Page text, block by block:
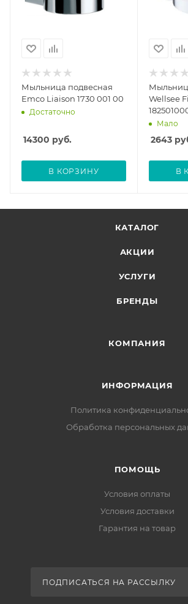
Мыльница подвесная
Emco Liaison 1730 001 00
Достаточно
14300 руб.
В КОРЗИНУ
Wellsee
Мало
2643
В
КАТАЛОГ
АКЦИИ
УСЛУГИ
БРЕНДЫ
КОМПАНИЯ
ИНФОРМАЦИЯ
Политика
Обработка персональных
ПОМОЩЬ
Условия оплаты
Условия доставки
Гарантия на товар
ПОДПИСАТЬСЯ НА РАССЫЛКУ